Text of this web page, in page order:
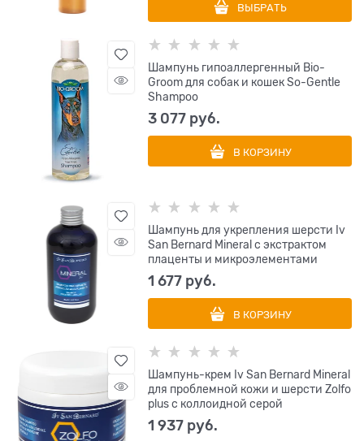
ВЫБРАТЬ
Шампунь гипоаллергенный Bio-
Groom для собак и кошек So-Gentle
Shampoo
3 077 руб.
В КОРЗИНУ
Шампунь для укрепления шерсти Iv
San Bernard Mineral с экстрактом
плаценты и микроэлементами
1 677 руб.
В КОРЗИНУ
Шампунь-крем Iv San Bernard Mineral
для проблемной кожи и шерсти Zolfo
plus с коллоидной серой
1 937 руб.